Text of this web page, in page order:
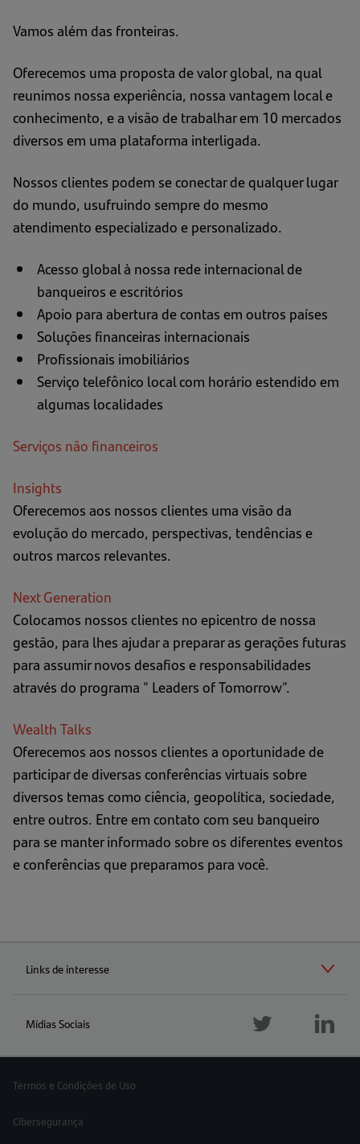
Vamos além das fronteiras.
Oferecemos uma proposta de valor global, na qual
reunimos nossa experiência, nossa vantagem local e
conhecimento, e a visão de trabalhar em 10 mercados
diversos em uma plataforma interligada.
Nossos clientes podem se conectar de qualquer lugar
do mundo, usufruindo sempre do mesmo
atendimento especializado e personalizado.
Acesso global à nossa rede internacional de
banqueiros e escritórios
Apoio para abertura de contas em outros países
Soluções financeiras internacionais
Profissionais imobiliários
Serviço telefônico local com horário estendido em
algumas localidades
Serviços não financeiros
Insights
Oferecemos aos nossos clientes uma visão da
evolução do mercado, perspectivas, tendências e
outros marcos relevantes.
Next Generation
Colocamos nossos clientes no epicentro de nossa
gestão, para lhes ajudar a preparar as gerações futuras
para assumir novos desafios e responsabilidades
através do programa " Leaders of Tomorrow".
Wealth Talks
Oferecemos aos nossos clientes a oportunidade de
participar de diversas conferências virtuais sobre
diversos temas como ciência, geopolítica, sociedade,
entre outros. Entre em contato com seu banqueiro
para se manter informado sobre os diferentes eventos
e conferências que preparamos para você.
Links de interesse
Mídias Sociais
twitter
us
Termos e Condições de Uso
Cibersegurança